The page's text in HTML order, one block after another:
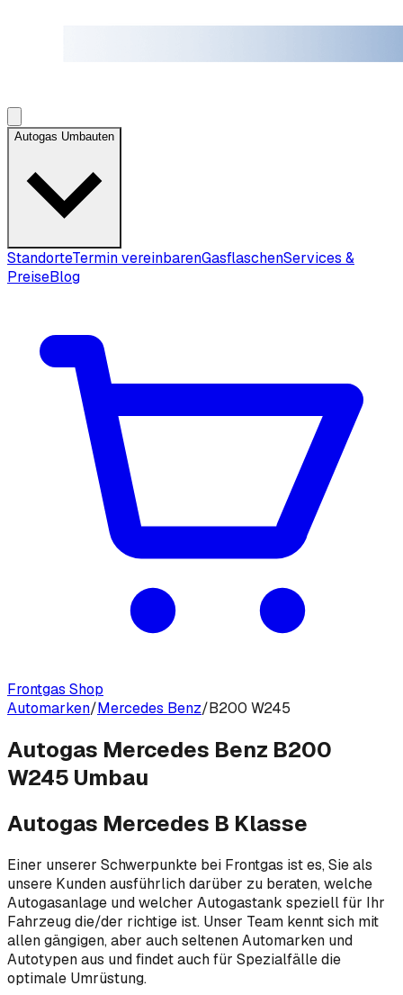
Autogas Umbauten
StandorteTermin vereinbarenGasflaschenServices &
PreiseBlog
Frontgas Shop
Automarken/Mercedes Benz/B200 W245
Autogas Mercedes Benz B200
W245 Umbau
Autogas Mercedes B Klasse
Einer unserer Schwerpunkte bei Frontgas ist es, Sie als
unsere Kunden ausführlich darüber zu beraten, welche
Autogasanlage und welcher Autogastank speziell für Ihr
Fahrzeug die/der richtige ist. Unser Team kennt sich mit
allen gängigen, aber auch seltenen Automarken und
Autotypen aus und findet auch für Spezialfälle die
optimale Umrüstung.